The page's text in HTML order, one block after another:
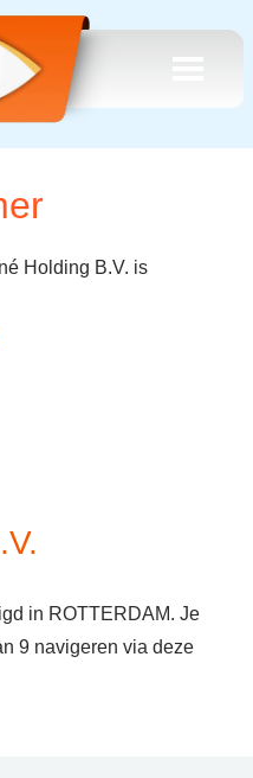
Holding B.V. is
in ROTTERDAM. Je
9 navigeren via deze